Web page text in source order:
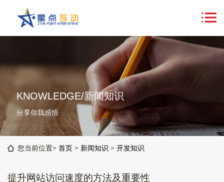
KNOWLEDGE/新闻知识
分享你我感悟
您当前位置> 首页 > 新闻知识 > 开发知识
提升网站访问速度的方法及重要性